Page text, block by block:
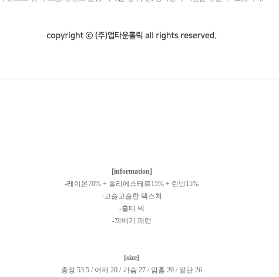
[information]
-레이온70% + 폴리에스테르15% + 린넨15%
-고슬고슬한 텍스쳐
-홀터 넥
-꽈배기 패턴
[size]
총장 53.5 / 어깨 20 / 가슴 27 / 암홀 20 / 밑단 26